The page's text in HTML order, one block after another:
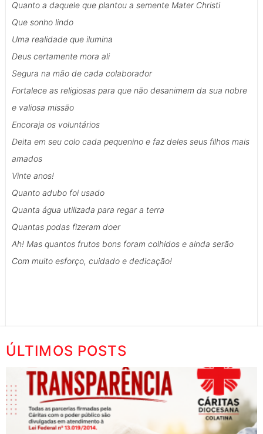
Quanto a daquele que plantou a semente Mater Christi
Que sonho lindo
Uma realidade que ilumina
Deus certamente mora ali
Segura na mão de cada colaborador
Fortalece as religiosas para que não desanimem da sua nobre
e valiosa missão
Encoraja os voluntários
Deita em seu colo cada pequenino e faz deles seus filhos mais
amados
Vinte anos!
Quanto adubo foi usado
Quanta água utilizada para regar a terra
Quantas podas fizeram doer
Ah! Mas quantos frutos bons foram colhidos e ainda serão
Com muito esforço, cuidado e dedicação!
ÚLTIMOS POSTS